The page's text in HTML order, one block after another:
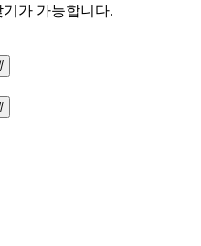
가 가능합니다.